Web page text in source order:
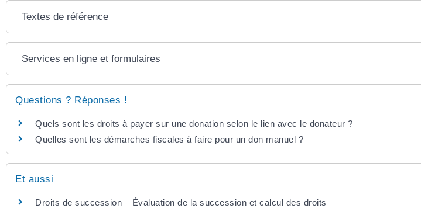
Textes de référence
Services en ligne et formulaires
Questions ? Réponses !
Quels sont les droits à payer sur une donation selon le lien avec le donateur ?
Quelles sont les démarches fiscales à faire pour un don manuel ?
Et aussi
Droits de succession – Évaluation de la succession et calcul des droits